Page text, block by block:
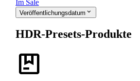
Im Sale
Veröffentlichungsdatum expand_more
HDR-Presets-Produkte
package